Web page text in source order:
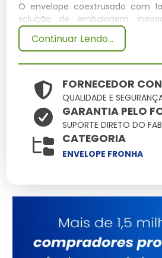
O envelope coextrusado com
solução de embalagem
múltiplas camadas de
assegurar resistência e
lacre adesivo que impede
Especificações
Dimensões
(cm)
Peso
(kg)
Material
Principais
Benefícios
Resistência à umidade:
infiltrações.
Continuar Lendo...
FORNECEDOR
QUALIDADE E
GARANTIA PELO
SUPORTE DIRETO DO
CATEGORIA
ENVELOPE FRONHA